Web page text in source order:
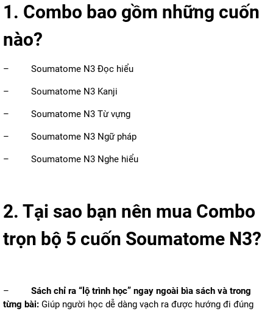
1. Combo bao gồm những cuốn
nào?
– Soumatome N3 Đọc hiểu
– Soumatome N3 Kanji
– Soumatome N3 Từ vựng
– Soumatome N3 Ngữ pháp
– Soumatome N3 Nghe hiểu
2. Tại sao bạn nên mua Combo
trọn bộ 5 cuốn Soumatome N3?
–
Sách chỉ ra “lộ trình học” ngay ngoài bìa sách và trong
từng bài: Giúp người học dễ dàng vạch ra được hướng đi đúng